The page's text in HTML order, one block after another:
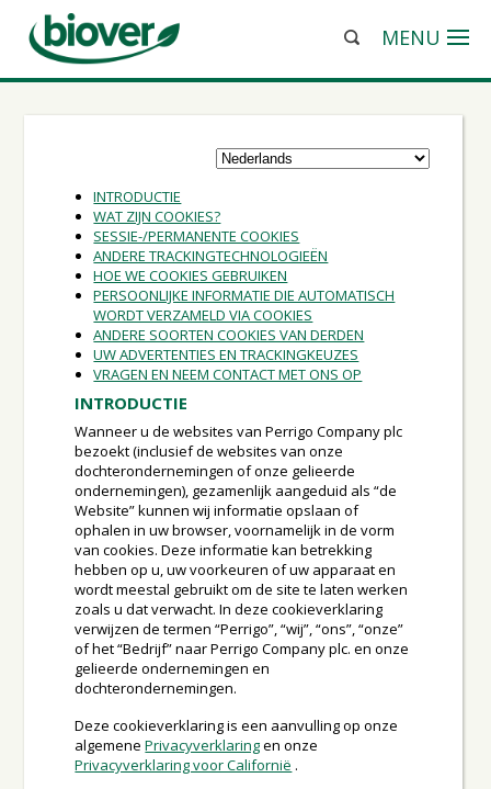
MENU
INTRODUCTIE
WAT ZIJN COOKIES?
SESSIE-/PERMANENTE COOKIES
ANDERE TRACKINGTECHNOLOGIEËN
HOE WE COOKIES GEBRUIKEN
PERSOONLIJKE INFORMATIE DIE AUTOMATISCH
WORDT VERZAMELD VIA COOKIES
ANDERE SOORTEN COOKIES VAN DERDEN
UW ADVERTENTIES EN TRACKINGKEUZES
VRAGEN EN NEEM CONTACT MET ONS OP
INTRODUCTIE
Wanneer u de websites van Perrigo Company plc
bezoekt (inclusief de websites van onze
dochterondernemingen of onze gelieerde
ondernemingen), gezamenlijk aangeduid als “de
Website” kunnen wij informatie opslaan of
ophalen in uw browser, voornamelijk in de vorm
van cookies. Deze informatie kan betrekking
hebben op u, uw voorkeuren of uw apparaat en
wordt meestal gebruikt om de site te laten werken
zoals u dat verwacht. In deze cookieverklaring
verwijzen de termen “Perrigo”, “wij”, “ons”, “onze”
of het “Bedrijf” naar Perrigo Company plc. en onze
gelieerde ondernemingen en
dochterondernemingen.
Deze cookieverklaring is een aanvulling op onze
algemenePrivacyverklaringen onze
Privacyverklaring voor Californië .